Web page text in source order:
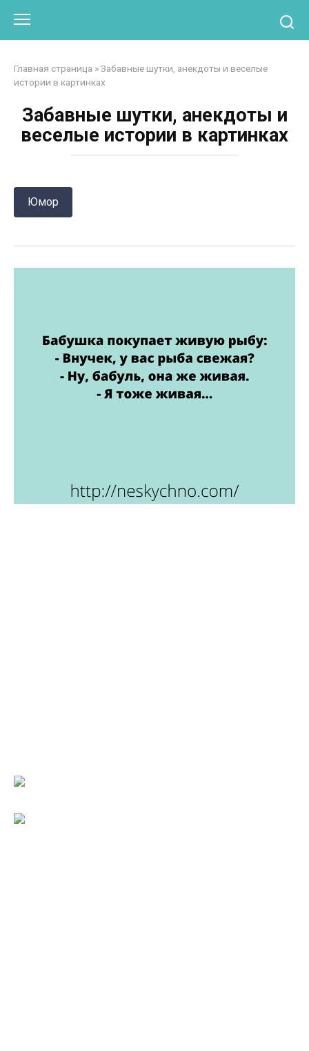
контенту
Главная страница »Забавные шутки, анекдоты и веселые
истории в картинках
Забавные шутки, анекдоты и
веселые истории в картинках
Юмор